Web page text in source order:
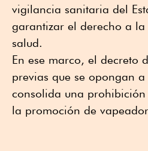
vigilancia sanitaria del
garantizar el derecho a
salud.
En ese marco, el decreto
previas que se opongan
consolida una
la promoción de